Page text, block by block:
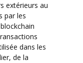
extérieurs au
par les
dans les
de la